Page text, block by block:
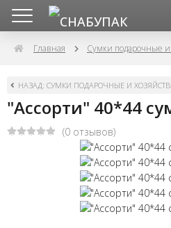
Главная Сумки подарочные
НАЗАД: СУМКИ ПОДАРОЧНЫЕ И
"Ассорти" 40*44
(0 отзывов)